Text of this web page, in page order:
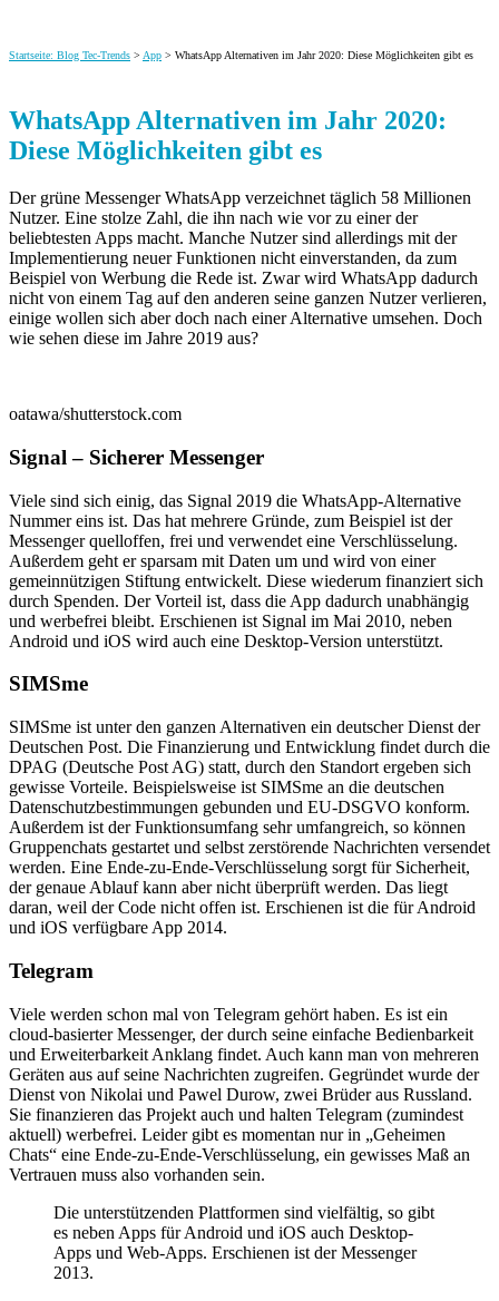
Startseite: Blog Tec-Trends > App > WhatsApp Alternativen im Jahr 2020: Diese Möglichkeiten gibt es
WhatsApp Alternativen im Jahr 2020:
Diese Möglichkeiten gibt es
Der grüne Messenger WhatsApp verzeichnet täglich 58 Millionen
Nutzer. Eine stolze Zahl, die ihn nach wie vor zu einer der
beliebtesten Apps macht. Manche Nutzer sind allerdings mit der
Implementierung neuer Funktionen nicht einverstanden, da zum
Beispiel von Werbung die Rede ist. Zwar wird WhatsApp dadurch
nicht von einem Tag auf den anderen seine ganzen Nutzer verlieren,
einige wollen sich aber doch nach einer Alternative umsehen. Doch
wie sehen diese im Jahre 2019 aus?
oatawa/shutterstock.com
Signal – Sicherer Messenger
Viele sind sich einig, das Signal 2019 die WhatsApp-Alternative
Nummer eins ist. Das hat mehrere Gründe, zum Beispiel ist der
Messenger quelloffen, frei und verwendet eine Verschlüsselung.
Außerdem geht er sparsam mit Daten um und wird von einer
gemeinnützigen Stiftung entwickelt. Diese wiederum finanziert sich
durch Spenden. Der Vorteil ist, dass die App dadurch unabhängig
und werbefrei bleibt. Erschienen ist Signal im Mai 2010, neben
Android und iOS wird auch eine Desktop-Version unterstützt.
SIMSme
SIMSme ist unter den ganzen Alternativen ein deutscher Dienst der
Deutschen Post. Die Finanzierung und Entwicklung findet durch die
DPAG (Deutsche Post AG) statt, durch den Standort ergeben sich
gewisse Vorteile. Beispielsweise ist SIMSme an die deutschen
Datenschutzbestimmungen gebunden und EU-DSGVO konform.
Außerdem ist der Funktionsumfang sehr umfangreich, so können
Gruppenchats gestartet und selbst zerstörende Nachrichten versendet
werden. Eine Ende-zu-Ende-Verschlüsselung sorgt für Sicherheit,
der genaue Ablauf kann aber nicht überprüft werden. Das liegt
daran, weil der Code nicht offen ist. Erschienen ist die für Android
und iOS verfügbare App 2014.
Telegram
Viele werden schon mal von Telegram gehört haben. Es ist ein
cloud-basierter Messenger, der durch seine einfache Bedienbarkeit
und Erweiterbarkeit Anklang findet. Auch kann man von mehreren
Geräten aus auf seine Nachrichten zugreifen. Gegründet wurde der
Dienst von Nikolai und Pawel Durow, zwei Brüder aus Russland.
Sie finanzieren das Projekt auch und halten Telegram (zumindest
aktuell) werbefrei. Leider gibt es momentan nur in „Geheimen
Chats“ eine Ende-zu-Ende-Verschlüsselung, ein gewisses Maß an
Vertrauen muss also vorhanden sein.
Die unterstützenden Plattformen sind vielfältig, so gibt
es neben Apps für Android und iOS auch Desktop-
Apps und Web-Apps. Erschienen ist der Messenger
2013.